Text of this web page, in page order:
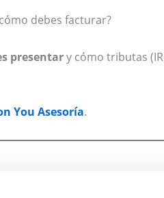
debes facturar?
presentary cómo tributas
You Asesoría.